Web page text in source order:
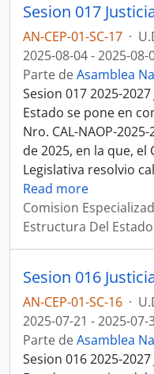
AN-CEP-01-SC-17 ·
2025-08-04 - 2025-08-
Parte deAsamblea
Sesion 017 2025-
Estado se pone en
Nro. CAL-NAOP-
de 2025, en la que,
Legislativa resolvio
Read more
Comision
Estructura Del Estado
AN-CEP-01-SC-16 ·
2025-07-21 - 2025-07-
Parte deAsamblea
Sesion 016 2025-